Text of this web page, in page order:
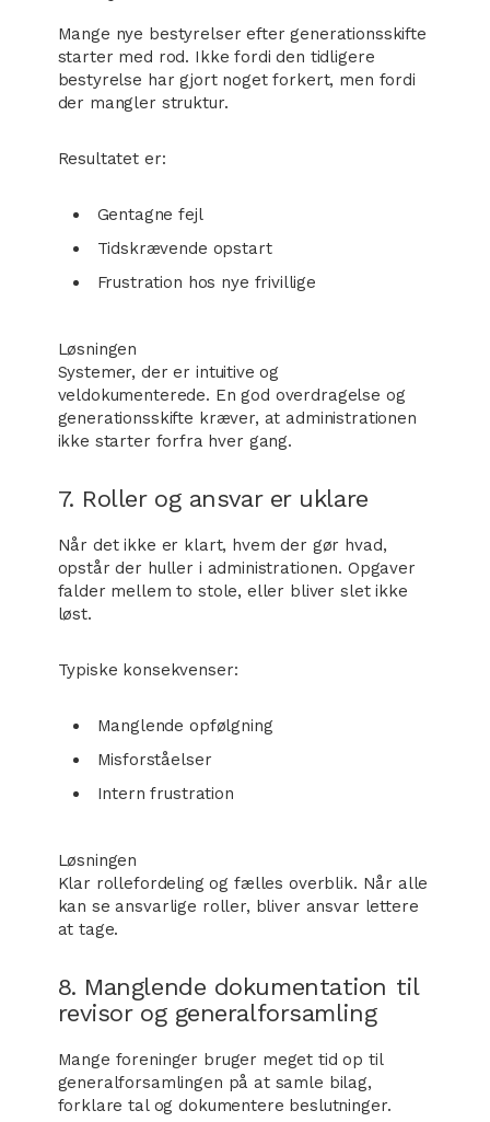
Mange nye bestyrelser efter generationsskifte
starter med rod. Ikke fordi den tidligere
bestyrelse har gjort noget forkert, men fordi
der mangler struktur.
Resultatet er:
Gentagne fejl
Tidskrævende opstart
Frustration hos nye frivillige
Løsningen
Systemer, der er intuitive og
veldokumenterede. En god overdragelse og
generationsskifte kræver, at administrationen
ikke starter forfra hver gang.
7. Roller og ansvar er uklare
Når det ikke er klart, hvem der gør hvad,
opstår der huller i administrationen. Opgaver
falder mellem to stole, eller bliver slet ikke
løst.
Typiske konsekvenser:
Manglende opfølgning
Misforståelser
Intern frustration
Løsningen
Klar rollefordeling og fælles overblik. Når alle
kan se ansvarlige roller, bliver ansvar lettere
at tage.
8. Manglende dokumentation til
revisor og generalforsamling
Mange foreninger bruger meget tid op til
generalforsamlingen på at samle bilag,
forklare tal og dokumentere beslutninger.